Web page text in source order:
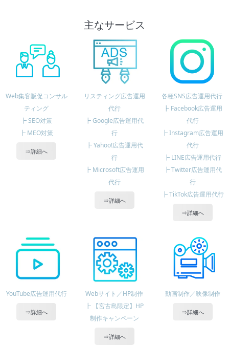
主なサービス
Web集客販促コンサル
ティング
┣ SEO対策
┣ MEO対策
⇒詳細へ
リスティング広告運用
代行
┣ Google広告運用代
行
┣ Yahoo!広告運用代
行
┣ Microsoft広告運用
代行
⇒詳細へ
各種SNS広告運用代行
┣ Facebook広告運用
代行
┣ Instagram広告運用
代行
┣ LINE広告運用代行
┣ Twitter広告運用代
行
┣ TikTok広告運用代行
⇒詳細へ
YouTube広告運用代行
⇒詳細へ
Webサイト／HP制作
┣ 【宮古島限定】HP
制作キャンペーン
⇒詳細へ
動画制作／映像制作
⇒詳細へ